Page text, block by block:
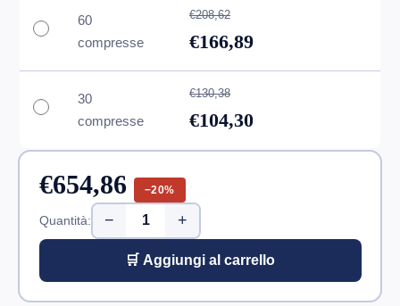
60
compresse
€208,62
€166,89
30
compresse
€130,38
€104,30
€654,86 −20%
Quantità: − +
🛒 Aggiungi al carrello